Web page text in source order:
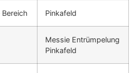
Pinkafeld
Messie Entrümpelung
Pinkafeld